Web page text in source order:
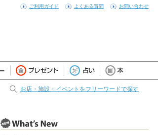
ご利用ガイド よくある質問 お問い合わせ
お店・施設・イベントをフリーワードで探す